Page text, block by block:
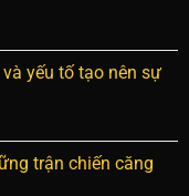
yếu tố tạo nên sự
trận chiến căng